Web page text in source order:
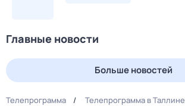
Главные новости
Больше новостей
Телепрограмма
Телепрограмма в Таллине